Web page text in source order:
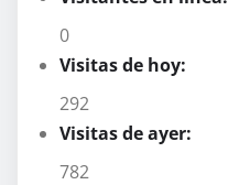
0
Visitas de hoy:
292
Visitas de ayer:
782